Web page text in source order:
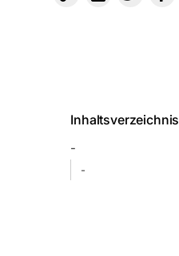
Inhaltsverzeichnis
-
-